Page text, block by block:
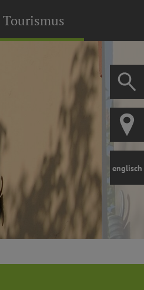
Tourismus
englisch